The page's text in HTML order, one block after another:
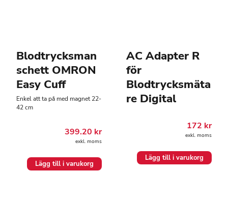
Blodtrycksman
schett OMRON
Easy Cuff
Enkel att ta på med magnet 22-
42 cm
399.20 kr
exkl. moms
Lägg till i varukorg
AC Adapter R
för
Blodtrycksmäta
re Digital
172 kr
exkl. moms
Lägg till i varukorg